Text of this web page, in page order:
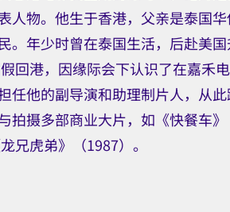
人物。他生于香港，父亲是泰国
。年少时曾在泰国生活，后赴美
回港，因缘际会下认识了在嘉禾
任他的副导演和助理制片人，从
拍摄多部商业大片，如《快餐车》
兄虎弟》（1987）。